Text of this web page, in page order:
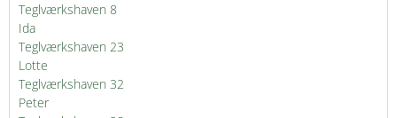
Teglværkshaven 8
Ida
Teglværkshaven 23
Lotte
Teglværkshaven 32
Peter